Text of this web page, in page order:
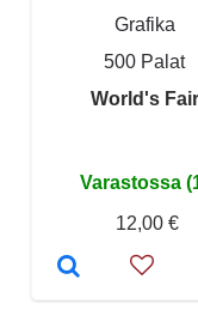
Grafika
500 Palat
World's Fair
Varastossa
12,00 €